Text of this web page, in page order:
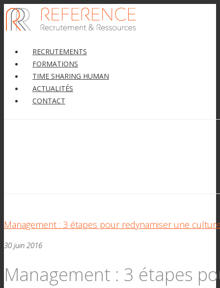
RECRUTEMENTS
FORMATIONS
TIME SHARING HUMAN
ACTUALITÉS
CONTACT
Management : 3 étapes pour redynamiser une
30 juin 2016
Management : 3 étapes